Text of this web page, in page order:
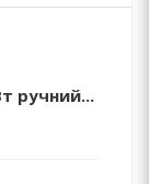
ручний...